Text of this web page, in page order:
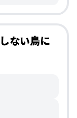
ない鳥に